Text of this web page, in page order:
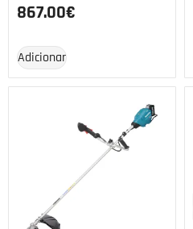
867.00€
Adicionar